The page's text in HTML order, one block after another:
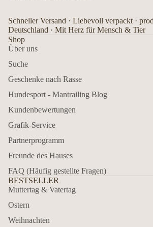
Schneller Versand · Liebevoll verpackt ·
Deutschland · Mit Herz für Mensch & Tier
Shop
Über uns
Suche
Geschenke nach Rasse
Hundesport - Mantrailing Blog
Kundenbewertungen
Grafik-Service
Partnerprogramm
Freunde des Hauses
FAQ (Häufig gestellte Fragen)
BESTSELLER
Muttertag & Vatertag
Ostern
Weihnachten